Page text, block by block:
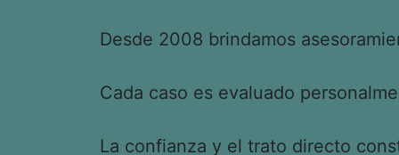
Desde 2008 brindamos
Cada caso es evaluado
La confianza y el trato directo